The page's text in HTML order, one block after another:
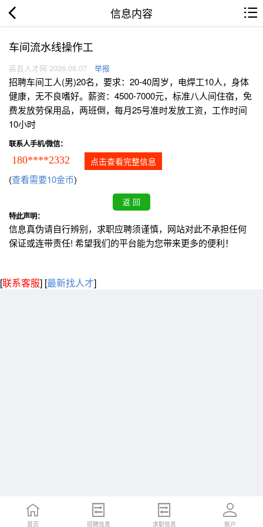
信息内容
车间流水线操作工
高县人才网 2026.08.07 举报
招聘车间工人(男)20名，要求：20-40周岁，电焊工10人，身体
健康，无不良嗜好。薪资：4500-7000元，标准八人间住宿，免
费发放劳保用品，两班倒，每月25号准时发放工资，工作时间
10小时
联系人手机/微信：
180****2332 点击查看完整信息
(查看需要10金币)
特此声明：
信息真伪请自行辨别，求职应聘须谨慎，网站对此不承担任何
保证或连带责任! 希望我们的平台能为您带来更多的便利！
[联系客服] [最新找人才]
首页 招聘信息 求职信息 账户